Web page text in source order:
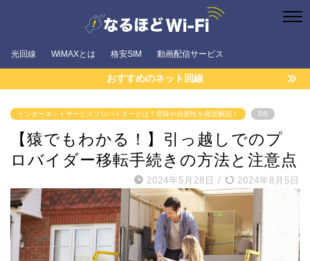
光回線 WiMAXとは 格安SIM 動画配信サービス
おすすめのネット回線
インターネットサービスプロバイダーとは？意味や必要性を徹底解説！ PR
【猿でもわかる！】引っ越しでのプ
ロバイダー移転手続きの方法と注意点
2024年5月28日 / 2024年8月5日